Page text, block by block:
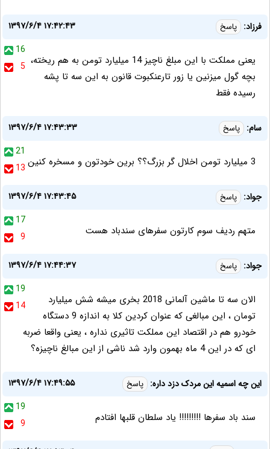
فرزاد: پاسخ
۱۳۹۷/۶/۴ ۱۷:۴۲:۴۳
16
5 یعنی مملکت با این مبلغ ناچیز 14 میلیارد تومن به هم ریخته،
بچه گول میزنین یا زور تارعنکبوت قانون به این سه تا پشه
رسیده فقط
سام: پاسخ
۱۳۹۷/۶/۴ ۱۷:۴۳:۳۳
21
13
3 میلیارد تومن اخلال گر بزرگ؟؟ برین خودتون و مسخره کنین
جواد: پاسخ
۱۳۹۷/۶/۴ ۱۷:۴۳:۴۵
17
9
متهم ردیف سوم کارتون سفرهای سندباد هست
جواد: پاسخ
۱۳۹۷/۶/۴ ۱۷:۴۴:۳۷
19
14
الان سه تا ماشین آلمانی 2018 بخری میشه شش میلیارد
تومان ، این مبالغی که عنوان کردین کلا به اندازه 9 دستگاه
خودرو هم در اقتصاد این مملکت تاثیری نداره ، یعنی واقعا ضربه
ای که در این 4 ماه بهمون وارد شد ناشی از این مبالغ ناچیزه؟
این چه اسمیه این مردک دزد داره: پاسخ
۱۳۹۷/۶/۴ ۱۷:۴۹:۵۵
19
9
سند باد سفرها !!!!!!!!! یاد سلطان قلبها افتادم